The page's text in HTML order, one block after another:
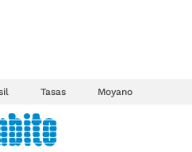
Tasas Moyano